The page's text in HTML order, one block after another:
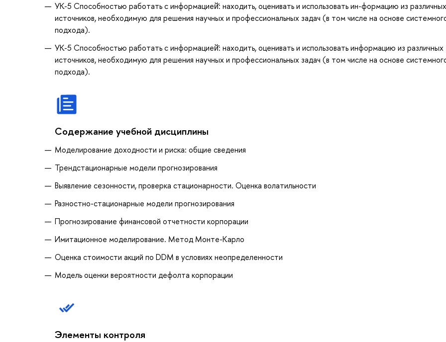
УК-5 Способностью работать с информацией̆: находить, оценивать и использовать ин-формацию из различных
источников, необходимую для решения научных и профессиональных задач (в том числе на основе
подхода).
УК-5 Способностью работать с информацией̆: находить, оценивать и использовать информацию из различных
источников, необходимую для решения научных и профессиональных задач (в том числе на основе
подхода).
Содержание учебной дисциплины
Моделирование доходности и риска: общие сведения
Трендстационарные модели прогнозирования
Выявление сезонности, проверка стационарности. Оценка волатильности
Разностно-стационарные модели прогнозирования
Прогнозирование финансовой отчетности корпорации
Имитационное моделирование. Метод Монте-Карло
Оценка стоимости акций по DDM в условиях неопределенности
Модель оценки вероятности дефолта корпорации
Элементы контроля